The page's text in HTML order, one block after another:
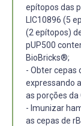
epítopos das
LIC10896 (5
(2 epítopos)
pUP500
BioBricks®;
- Obter cepas
expressando
as porções da
- Imunizar
as cepas de